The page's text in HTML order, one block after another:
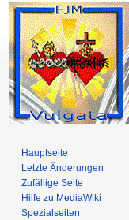
Hauptseite
Letzte Änderungen
Zufällige Seite
Hilfe zu MediaWiki
Spezialseiten